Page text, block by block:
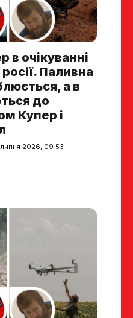
в очікуванні
росії. Паливна
а в
до
Купер і
2026, 09:53